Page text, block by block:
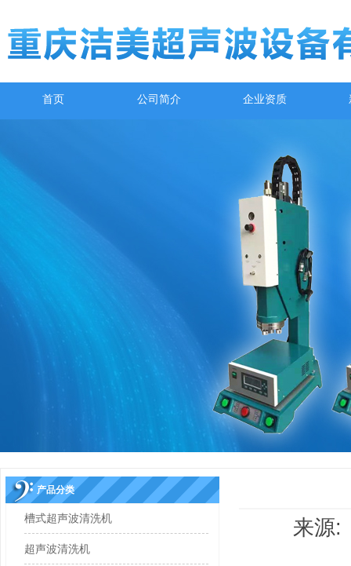
首页 公司简介 企业资质
产品分类
槽式超声波清洗机
超声波清洗机
来源